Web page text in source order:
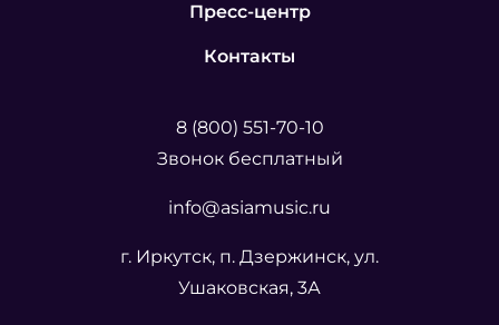
Пресс-центр
Контакты
8 (800) 551-70-10
Звонок бесплатный
info@asiamusic.ru
г. Иркутск, п. Дзержинск, ул.
Ушаковская, 3А